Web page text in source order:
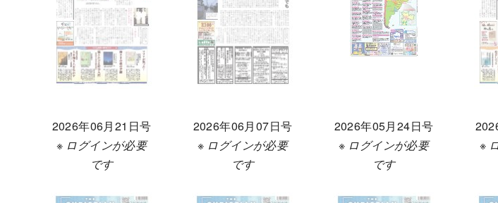
2026年06月21日号
※ ログインが必要
です
2026年06月07日号
※ ログインが必要
です
2026年05月24日号
※ ログインが必要
です
※